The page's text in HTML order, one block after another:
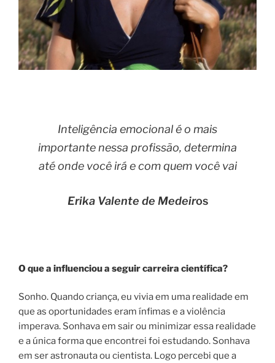
Inteligência emocional é o mais
importante nessa profissão, determina
até onde você irá e com quem você vai
Erika Valente de Medeiros
O que a influenciou a seguir carreira científica?
Sonho. Quando criança, eu vivia em uma realidade em
que as oportunidades eram ínfimas e a violência
imperava. Sonhava em sair ou minimizar essa realidade
e a única forma que encontrei foi estudando. Sonhava
em ser astronauta ou cientista. Logo percebi que a